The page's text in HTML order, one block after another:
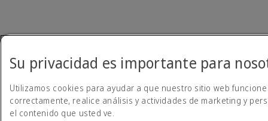
Su privacidad es importante para
Utilizamos cookies para ayudar a que nuestro sitio web funcione
correctamente, realice análisis y actividades de marketing y
el contenido que usted ve.